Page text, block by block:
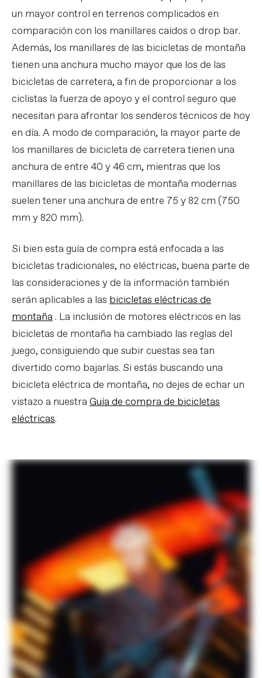
un mayor control en terrenos complicados en
comparación con los manillares caídos o drop bar.
Además, los manillares de las bicicletas de montaña
tienen una anchura mucho mayor que los de las
bicicletas de carretera, a fin de proporcionar a los
ciclistas la fuerza de apoyo y el control seguro que
necesitan para afrontar los senderos técnicos de hoy
en día. A modo de comparación, la mayor parte de
los manillares de bicicleta de carretera tienen una
anchura de entre 40 y 46 cm, mientras que los
manillares de las bicicletas de montaña modernas
suelen tener una anchura de entre 75 y 82 cm (750
mm y 820 mm).
Si bien esta guía de compra está enfocada a las
bicicletas tradicionales, no eléctricas, buena parte de
las consideraciones y de la información también
serán aplicables a las bicicletas eléctricas de
montaña. La inclusión de motores eléctricos en las
bicicletas de montaña ha cambiado las reglas del
juego, consiguiendo que subir cuestas sea tan
divertido como bajarlas. Si estás buscando una
bicicleta eléctrica de montaña, no dejes de echar un
vistazo a nuestra Guía de compra de bicicletas
eléctricas.